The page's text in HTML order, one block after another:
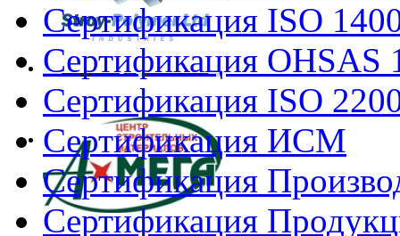
Сертификация ISO
Сертификация OHSAS
Сертификация ISO
Сертификация ИСМ
Сертификация
Сертификация